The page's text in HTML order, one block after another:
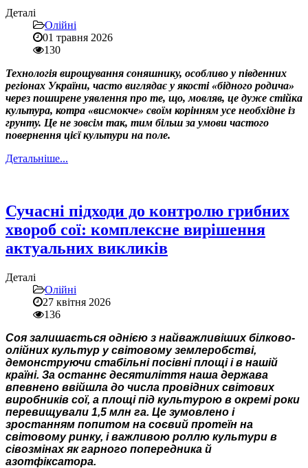
Деталі
Олійні
01 травня 2026
130
Технологія вирощування соняшнику, особливо у південних
регіонах України, часто виглядає у якості «бідного родича»
через поширене уявлення про те, що, мовляв, це дуже стійка
культура, котра «висмокче» своїм корінням усе необхідне із
грунту. Це не зовсім так, тим більш за умови частого
повернення цієї культури на поле.
Детальніше...
Сучасні підходи до контролю грибних
хвороб сої: комплексне вирішення
актуальних викликів
Деталі
Олійні
27 квітня 2026
136
Соя залишається однією з найважливіших білково-
олійних культур у світовому землеробстві,
демонструючи стабільні посівні площі і в нашій
країні. За останнє десятиліття наша держава
впевнено ввійшла до числа провідних світових
виробників сої, а площі під культурою в окремі роки
перевищували 1,5 млн га. Це зумовлено і
зростанням попитом на соєвий протеїн на
світовому ринку, і важливою роллю культури в
сівозмінах як гарного попередника й
азотфіксатора.